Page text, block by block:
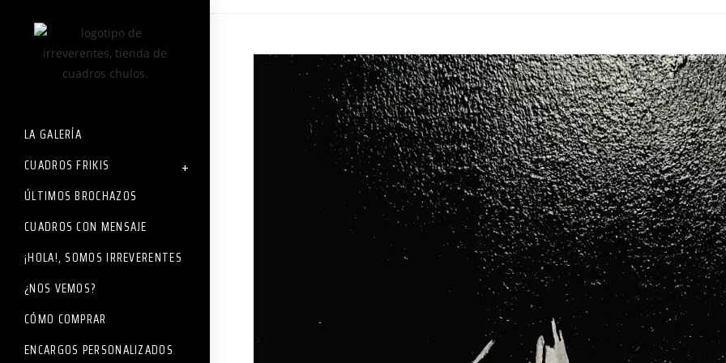
LA GALERÍA
CUADROS FRIKIS
ÚLTIMOS BROCHAZOS
CUADROS CON MENSAJE
¡HOLA!, SOMOS IRREVERENTES
¿NOS VEMOS?
CÓMO COMPRAR
ENCARGOS PERSONALIZADOS